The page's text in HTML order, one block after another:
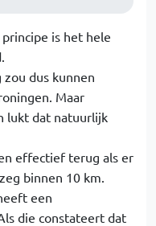
is het hele
dus kunnen
Maar
lukt dat natuurlijk
effectief terug als er
binnen 10 km.
een
die constateert dat